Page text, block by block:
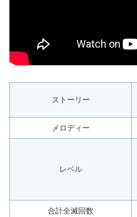
ストーリー
メロディー
レベル
合計全滅回数